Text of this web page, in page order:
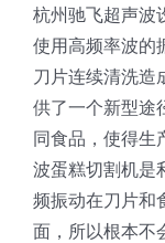
三角蛋糕切割
条状奶酪切片
挤出奶酪切片
三明治切割机
寿司切割机
常温面团切割
冷冻面团切割
糕点/糖果
牛轧糖切割
阿胶糕切片
宠物食品
杭州驰飞超声波
使用高频率波的
刀片连续清洗造
供了一个新型途
同食品，使得生
波蛋糕切割机是
频振动在刀片和
面，所以根本不